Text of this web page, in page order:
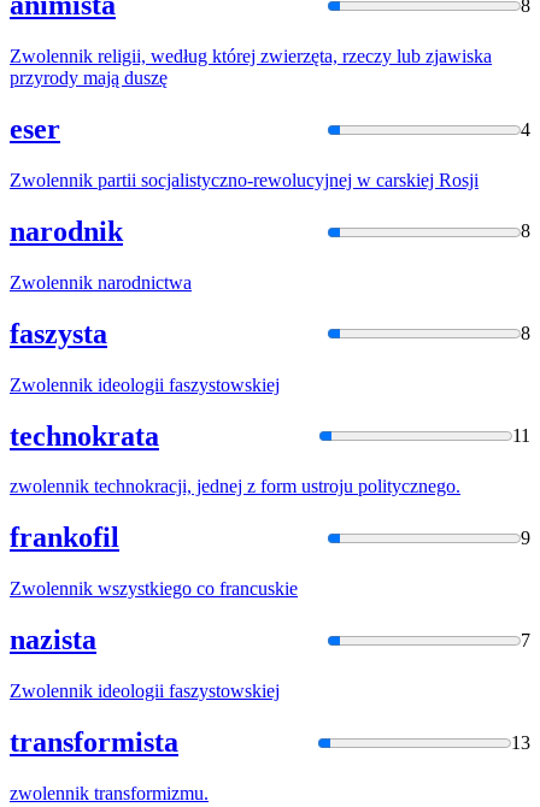
8
Zwolennik religii, według której zwierzęta, rzeczy lub zjawiska
przyrody mają duszę
eser 4
Zwolennik partii socjalistyczno-rewolucyjnej w carskiej Rosji
narodnik 8
Zwolennik narodnictwa
faszysta 8
Zwolennik ideologii faszystowskiej
technokrata 11
zwolennik technokracji, jednej z form ustroju politycznego.
frankofil 9
Zwolennik wszystkiego co francuskie
nazista 7
Zwolennik ideologii faszystowskiej
transformista 13
zwolennik transformizmu.